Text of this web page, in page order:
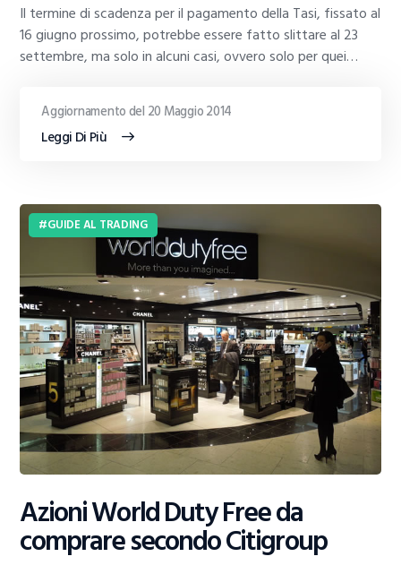
Il termine di scadenza per il pagamento della Tasi, fissato al
16 giugno prossimo, potrebbe essere fatto slittare al 23
settembre, ma solo in alcuni casi, ovvero solo per quei…
Leggi Di Più
Aggiornamento del 20 Maggio 2014
GUIDE AL TRADING
Azioni World Duty Free da
comprare secondo Citigroup